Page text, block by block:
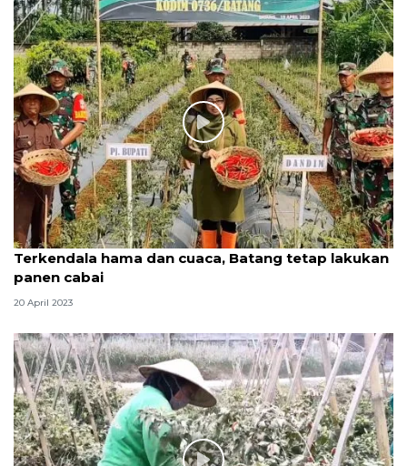
Terkendala hama dan cuaca, Batang tetap lakukan
panen cabai
20 April 2023